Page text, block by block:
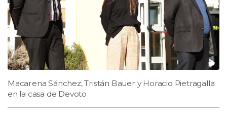
Macarena Sánchez, Tristán Bauer y Horacio Pietragalla
en la casa de Devoto